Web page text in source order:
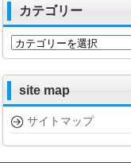
カテゴリー
カ
リ
ー
site map
サイトマップ